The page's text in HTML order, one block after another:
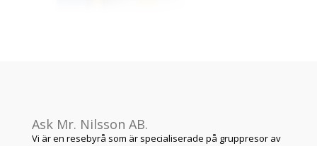
Ask Mr. Nilsson AB.
Vi är en resebyrå som är specialiserade på gruppresor av